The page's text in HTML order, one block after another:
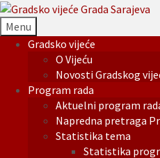
Menu
Gradsko vijeće
O Vijeću
Novosti Gradskog
Program rada
Aktuelni program
Napredna pretraga
Statistika tema
Statistika